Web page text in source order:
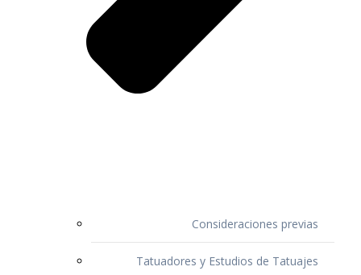
Consideraciones previas
Tatuadores y Estudios de Tatuajes